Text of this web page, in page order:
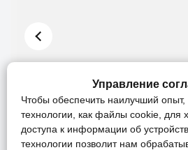
Управление
Чтобы обеспечить наилучший
технологии, как файлы cookie, для
доступа к информации об
технологии позволит нам